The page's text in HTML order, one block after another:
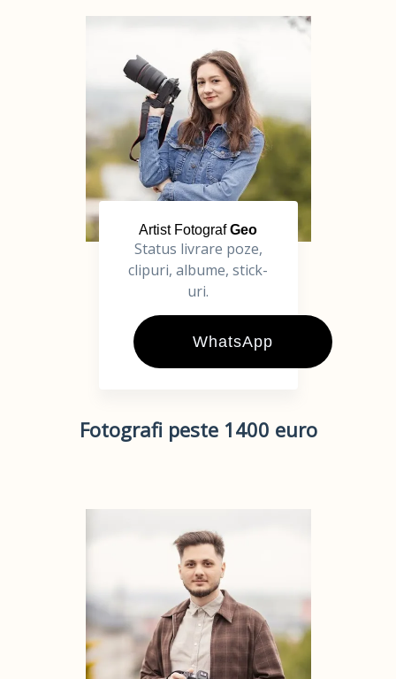
Artist FotografGeo
Status livrare poze,
clipuri, albume, stick-
uri.
WhatsApp
Fotografi peste 1400 euro